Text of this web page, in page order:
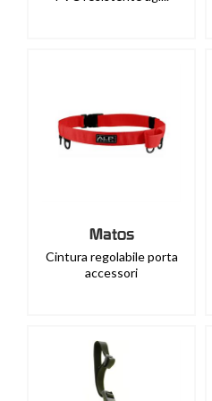
Matos
Cintura regolabile porta
accessori